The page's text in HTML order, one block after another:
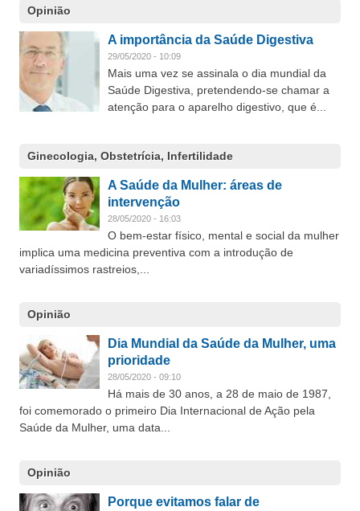
Opinião
A importância da Saúde Digestiva
29/05/2020 - 10:09
Mais uma vez se assinala o dia mundial da
Saúde Digestiva, pretendendo-se chamar a
atenção para o aparelho digestivo, que é...
Ginecologia, Obstetrícia, Infertilidade
A Saúde da Mulher: áreas de
intervenção
28/05/2020 - 16:03
O bem-estar físico, mental e social da mulher
implica uma medicina preventiva com a introdução de
variadíssimos rastreios,...
Opinião
Dia Mundial da Saúde da Mulher, uma
prioridade
28/05/2020 - 09:10
Há mais de 30 anos, a 28 de maio de 1987,
foi comemorado o primeiro Dia Internacional de Ação pela
Saúde da Mulher, uma data...
Opinião
Porque evitamos falar de